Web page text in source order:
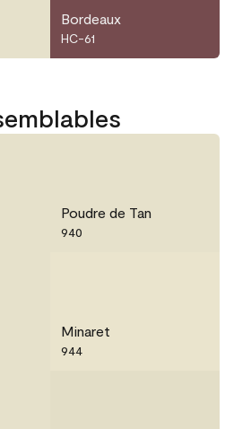
Bordeaux
HC-61
Poudre de Tan
940
Minaret
944